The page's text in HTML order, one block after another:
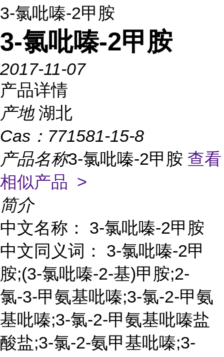
3-氯吡嗪-2甲胺
3-氯吡嗪-2甲胺
2017-11-07
产品详情
产地 湖北
Cas： 771581-15-8
产品名称3-氯吡嗪-2甲胺 查看
相似产品 >
简介
中文名称： 3-氯吡嗪-2甲胺
中文同义词： 3-氯吡嗪-2甲
胺;(3-氯吡嗪-2-基)甲胺;2-
氯-3-甲氨基吡嗪;3-氯-2-甲氨
基吡嗪;3-氯-2-甲氨基吡嗪盐
酸盐;3-氯-2-氨甲基吡嗪;3-